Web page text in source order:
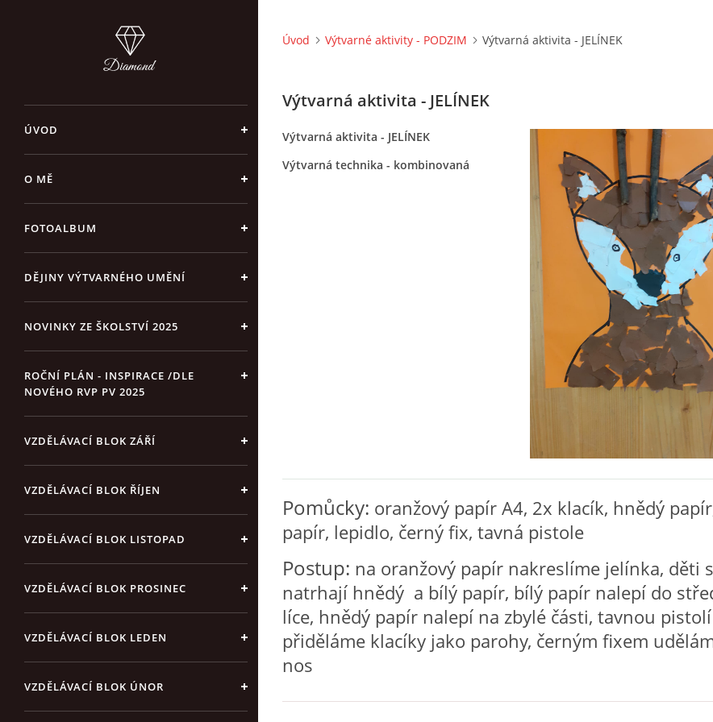
ÚVOD
O MĚ
FOTOALBUM
DĚJINY VÝTVARNÉHO UMĚNÍ
NOVINKY ZE ŠKOLSTVÍ 2025
ROČNÍ PLÁN - INSPIRACE /DLE
NOVÉHO RVP PV 2025
VZDĚLÁVACÍ BLOK ZÁŘÍ
VZDĚLÁVACÍ BLOK ŘÍJEN
VZDĚLÁVACÍ BLOK LISTOPAD
VZDĚLÁVACÍ BLOK PROSINEC
VZDĚLÁVACÍ BLOK LEDEN
VZDĚLÁVACÍ BLOK ÚNOR
Úvod Výtvarné aktivity - PODZIM Výtvarná aktivita - JELÍNEK
Výtvarná aktivita - JELÍNEK
Výtvarná aktivita - JELÍNEK
Výtvarná technika - kombinovaná
Pomůcky: oranžový papír A4, 2x klacík, hnědý
papír, lepidlo, černý fix, tavná pistole
Postup: na oranžový papír nakreslíme jelínka, děti
natrhají hnědý a bílý papír, bílý papír nalepí do
líce, hnědý papír nalepí na zbylé části, tavnou pistolí
přiděláme klacíky jako parohy, černým fixem
nos